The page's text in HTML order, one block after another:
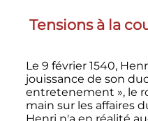
Tensions à la
Le 9 février 1540,
jouissance de son
entretenement », le
main sur les affaires